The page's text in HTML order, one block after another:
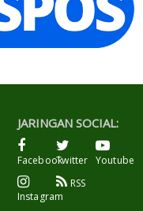
JARINGAN SOCIAL:
FacebookTwitter Youtube
Instagram
RSS